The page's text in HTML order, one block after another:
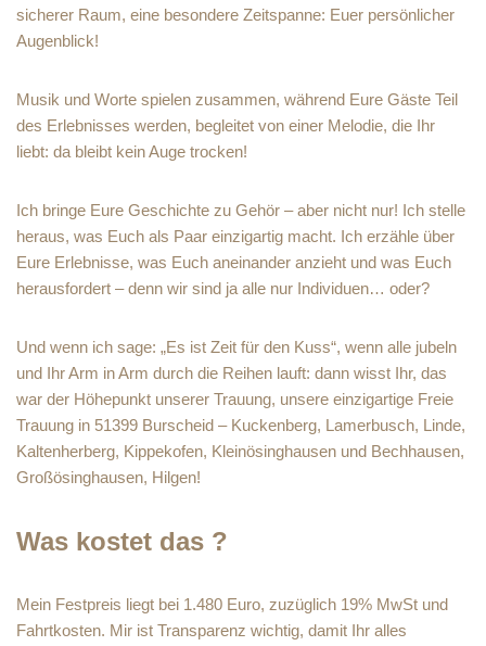
sicherer Raum, eine besondere Zeitspanne: Euer persönlicher
Augenblick!
Musik und Worte spielen zusammen, während Eure Gäste Teil
des Erlebnisses werden, begleitet von einer Melodie, die Ihr
liebt: da bleibt kein Auge trocken!
Ich bringe Eure Geschichte zu Gehör – aber nicht nur! Ich stelle
heraus, was Euch als Paar einzigartig macht. Ich erzähle über
Eure Erlebnisse, was Euch aneinander anzieht und was Euch
herausfordert – denn wir sind ja alle nur Individuen… oder?
Und wenn ich sage: „Es ist Zeit für den Kuss“, wenn alle jubeln
und Ihr Arm in Arm durch die Reihen lauft: dann wisst Ihr, das
war der Höhepunkt unserer Trauung, unsere einzigartige Freie
Trauung in 51399 Burscheid – Kuckenberg, Lamerbusch, Linde,
Kaltenherberg, Kippekofen, Kleinösinghausen und Bechhausen,
Großösinghausen, Hilgen!
Was kostet das ?
Mein Festpreis liegt bei 1.480 Euro, zuzüglich 19% MwSt und
Fahrtkosten. Mir ist Transparenz wichtig, damit Ihr alles